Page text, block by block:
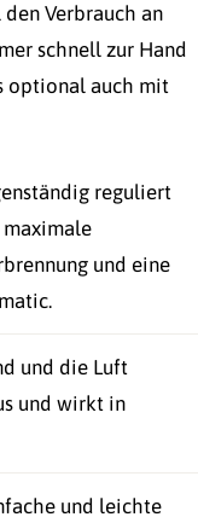
Verbrauch an
schnell zur Hand
optional auch mit
reguliert
und eine
und die Luft
und wirkt in
und leichte